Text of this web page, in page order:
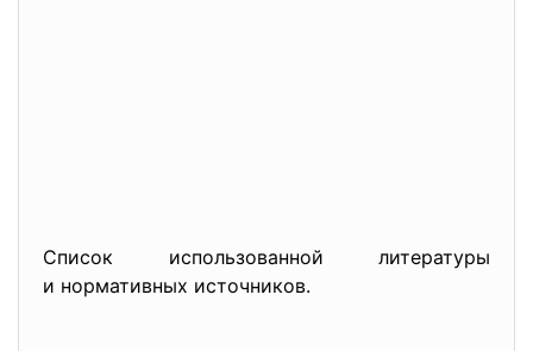
Список использованной литературы
и нормативных источников.